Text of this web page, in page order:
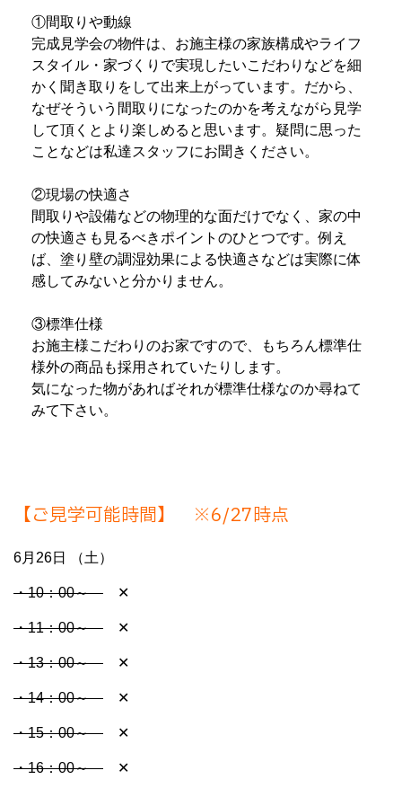
①間取りや動線
完成見学会の物件は、お施主様の家族構成やライフ
スタイル・家づくりで実現したいこだわりなどを細
かく聞き取りをして出来上がっています。だから、
なぜそういう間取りになったのかを考えながら見学
して頂くとより楽しめると思います。疑問に思った
ことなどは私達スタッフにお聞きください。
②現場の快適さ
間取りや設備などの物理的な面だけでなく、家の中
の快適さも見るべきポイントのひとつです。例え
ば、塗り壁の調湿効果による快適さなどは実際に体
感してみないと分かりません。
③標準仕様
お施主様こだわりのお家ですので、もちろん標準仕
様外の商品も採用されていたりします。
気になった物があればそれが標準仕様なのか尋ねて
みて下さい。
【ご見学可能時間】 ※6/27時点
6月26日 （土）
・10：00～ ✕
・11：00～ ✕
・13：00～ ✕
・14：00～ ✕
・15：00～ ✕
・16：00～ ✕